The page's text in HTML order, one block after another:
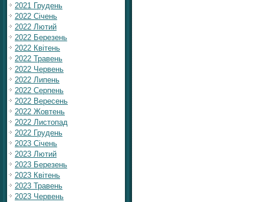
2021 Грудень
2022 Січень
2022 Лютий
2022 Березень
2022 Квітень
2022 Травень
2022 Червень
2022 Липень
2022 Серпень
2022 Вересень
2022 Жовтень
2022 Листопад
2022 Грудень
2023 Січень
2023 Лютий
2023 Березень
2023 Квітень
2023 Травень
2023 Червень